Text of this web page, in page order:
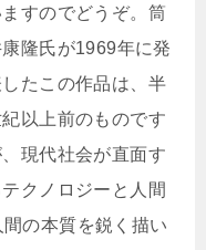
ますのでどうぞ。筒
隆氏が1969年に発
たこの作品は、半
以上前のものです
、現代社会が直面す
テクノロジーと人間
の本質を鋭く描い